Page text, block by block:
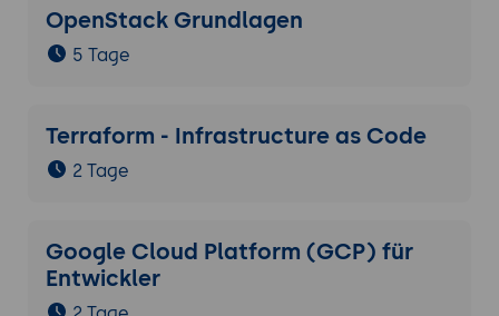
OpenStack Grundlagen
5 Tage
Terraform - Infrastructure as Code
2 Tage
Google Cloud Platform (GCP) für
Entwickler